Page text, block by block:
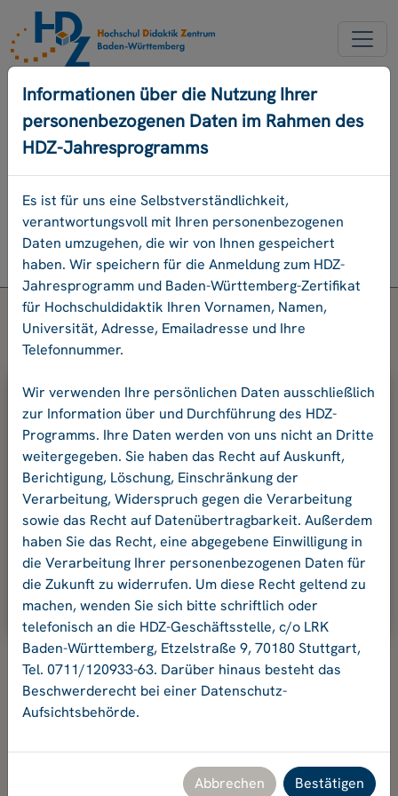
NEUER ACCOUNT
PASSWORD VERGESSEN
ENGLISCH
Programm
Login
Bitte geben Sie Ihre E-Mail-Adresse
und Ihr Passwort an.
E-Mail-Adresse:
Passwort:
Ok
Hochschuldidaktikzentrum Baden-Württemberg
Etzelstraße 9, 70180 Stuttgart, Tel. +49 711 120933-63,
Informationen über die Nutzung Ihrer
personenbezogenen Daten im Rahmen des
HDZ-Jahresprogramms
Es ist für uns eine Selbstverständlichkeit,
verantwortungsvoll mit Ihren personenbezogenen
Daten umzugehen, die wir von Ihnen gespeichert
haben. Wir speichern für die Anmeldung zum HDZ-
Jahresprogramm und Baden-Württemberg-Zertifikat
für Hochschuldidaktik Ihren Vornamen, Namen,
Universität, Adresse, Emailadresse und Ihre
Telefonnummer.
Wir verwenden Ihre persönlichen Daten ausschließlich
zur Information über und Durchführung des HDZ-
Programms. Ihre Daten werden von uns nicht an Dritte
weitergegeben. Sie haben das Recht auf Auskunft,
Berichtigung, Löschung, Einschränkung der
Verarbeitung, Widerspruch gegen die Verarbeitung
sowie das Recht auf Datenübertragbarkeit. Außerdem
haben Sie das Recht, eine abgegebene Einwilligung in
die Verarbeitung Ihrer personenbezogenen Daten für
die Zukunft zu widerrufen. Um diese Recht geltend zu
machen, wenden Sie sich bitte schriftlich oder
telefonisch an die HDZ-Geschäftsstelle, c/o LRK
Baden-Württemberg, Etzelstraße 9, 70180 Stuttgart,
Tel. 0711/120933-63. Darüber hinaus besteht das
Beschwerderecht bei einer Datenschutz-
Aufsichtsbehörde.
Abbrechen Bestätigen